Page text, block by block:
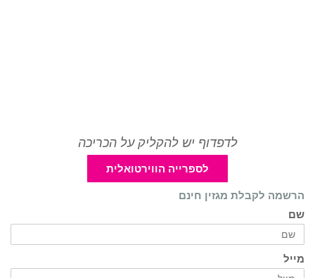
לדפדוף יש להקליק על הכריכה
לספרייה הווירטואלית
הרשמה לקבלת מגזין חינם
שם
מייל